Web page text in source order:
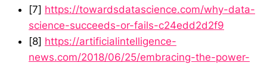
[7] https://towardsdatascience.com/why-data-
science-succeeds-or-fails-c24edd2d2f9
[8] https://artificialintelligence-
news.com/2018/06/25/embracing-the-power-